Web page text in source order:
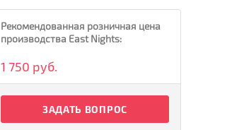
Рекомендованная розничная цена
производства East Nights:
1 750 руб.
ЗАДАТЬ ВОПРОС